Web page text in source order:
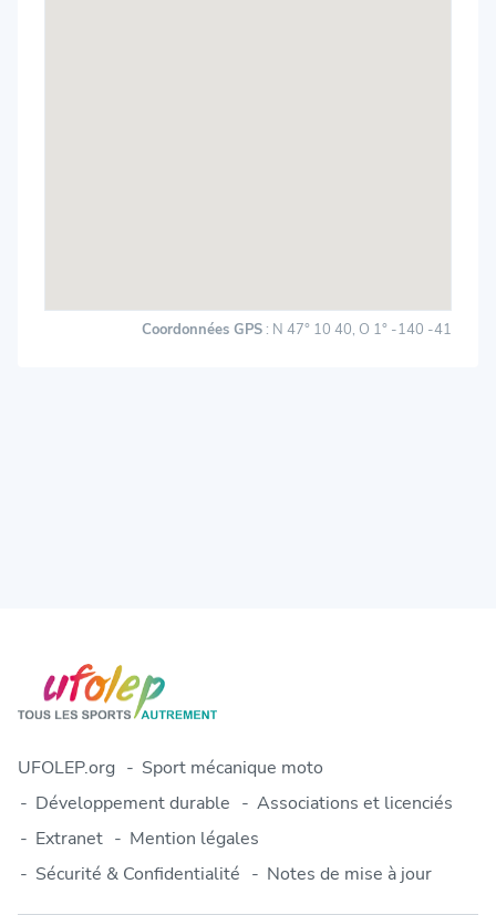
Coordonnées GPS : N 47° 10 40, O 1° -140 -41
UFOLEP.org
Sport mécanique moto
Développement durable
Associations et licenciés
Extranet
Mention légales
Sécurité & Confidentialité
Notes de mise à jour